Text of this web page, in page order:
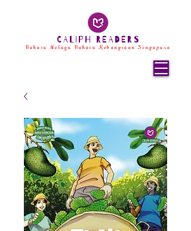
CALIPH READERS
Bahasa Melayu Bahasa Kebangsaan Singapura